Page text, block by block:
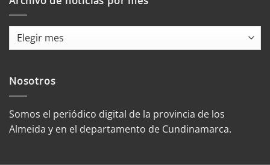
Archivo
mes
Nosotros
Somos el periódico digital de la provincia de los
Almeida y en el departamento de Cundinamarca.